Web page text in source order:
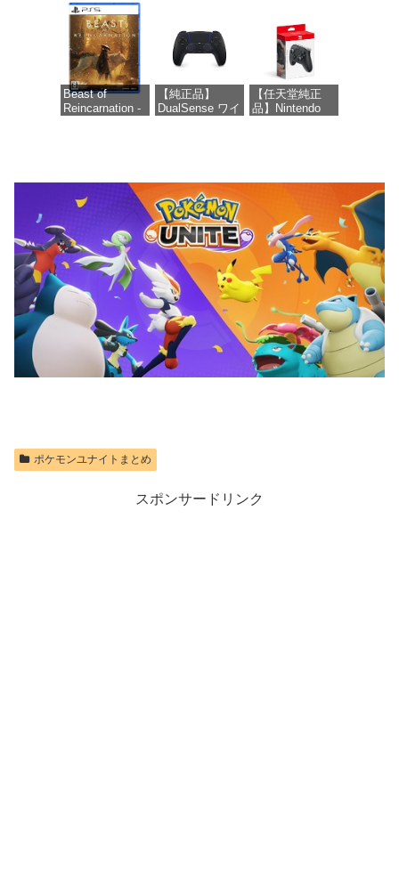
価格：¥9,980
価格：¥8,979
【オンラインゲ
ームコード】
ロブロックス |
オンラインコー
ド版
価格：¥1,300
Beast of
Reincarnation -
価格：¥7,286
【純正品】
DualSense ワイ
価格：¥10,737
【任天堂純正
品】Nintendo
ポケモンユナイトまとめ
スポンサードリンク